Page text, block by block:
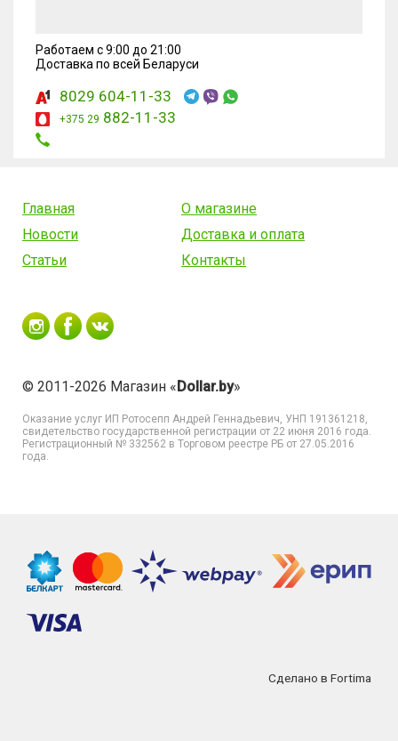
Работаем с 9:00 до 21:00
Доставка по всей Беларуси
8029 604-11-33
+375 29 882-11-33
Главная
О магазине
Новости
Доставка и оплата
Статьи
Контакты
© 2011-2026 Магазин «Dollar.by»
Оказание услуг ИП Ротосепп Андрей Геннадьевич, УНП 191361218,
свидетельство государственной регистрации от 22 июня 2016 года.
Регистрационный № 332562 в Торговом реестре РБ от 27.05.2016
года.
Сделано в Fortima